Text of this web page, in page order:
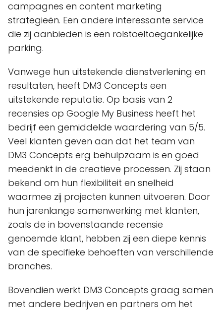
campagnes en content marketing
strategieën. Een andere interessante service
die zij aanbieden is een rolstoeltoegankelijke
parking.
Vanwege hun uitstekende dienstverlening en
resultaten, heeft DM3 Concepts een
uitstekende reputatie. Op basis van 2
recensies op Google My Business heeft het
bedrijf een gemiddelde waardering van 5/5.
Veel klanten geven aan dat het team van
DM3 Concepts erg behulpzaam is en goed
meedenkt in de creatieve processen. Zij staan
bekend om hun flexibiliteit en snelheid
waarmee zij projecten kunnen uitvoeren. Door
hun jarenlange samenwerking met klanten,
zoals de in bovenstaande recensie
genoemde klant, hebben zij een diepe kennis
van de specifieke behoeften van verschillende
branches.
Bovendien werkt DM3 Concepts graag samen
met andere bedrijven en partners om het